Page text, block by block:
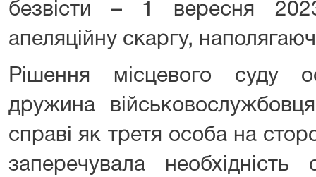
безвісти – 1 вересня
апеляційну скаргу,
Рішення місцевого суду
дружина
справі як третя особа на
заперечувала